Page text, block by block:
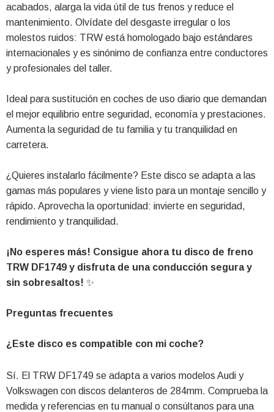
acabados, alarga la vida útil de tus frenos y reduce el
mantenimiento. Olvídate del desgaste irregular o los
molestos ruidos: TRW está homologado bajo estándares
internacionales y es sinónimo de confianza entre conductores
y profesionales del taller.
Ideal para sustitución en coches de uso diario que demandan
el mejor equilibrio entre seguridad, economía y prestaciones.
Aumenta la seguridad de tu familia y tu tranquilidad en
carretera.
¿Quieres instalarlo fácilmente? Este disco se adapta a las
gamas más populares y viene listo para un montaje sencillo y
rápido. Aprovecha la oportunidad: invierte en seguridad,
rendimiento y tranquilidad.
¡No esperes más! Consigue ahora tu disco de freno
TRW DF1749 y disfruta de una conducción segura y
sin sobresaltos! ✨
Preguntas frecuentes
¿Este disco es compatible con mi coche?
Sí. El TRW DF1749 se adapta a varios modelos Audi y
Volkswagen con discos delanteros de 284mm. Comprueba la
medida y referencias en tu manual o consúltanos para una